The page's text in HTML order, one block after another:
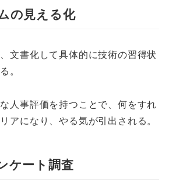
の見える化
文書化して具体的に技術の習得状
。
人事評価を持つことで、何をすれ
アになり、やる気が引出される。
ケート調査